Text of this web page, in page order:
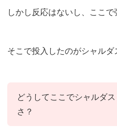
しかし反応はないし、ここ
そこで投入したのがシャルダ
どうしてここでシャルダ
さ？